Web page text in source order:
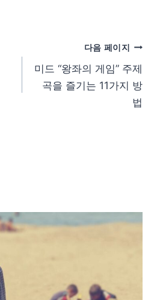
다음 페이지
미드 “왕좌의 게임” 주제
곡을 즐기는 11가지 방
법